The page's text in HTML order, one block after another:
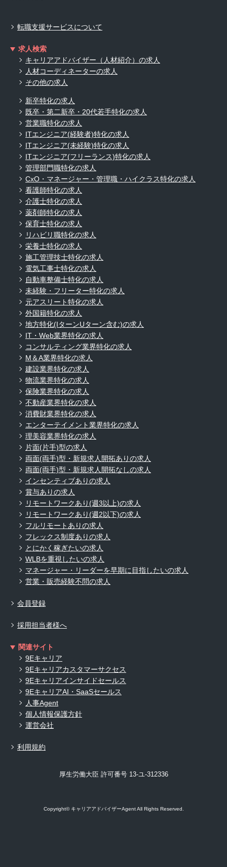
転職支援サービスについて
求人検索
キャリアアドバイザー（人材紹介）の求人
人材コーディネーターの求人
その他の求人
新卒特化の求人
既卒・第二新卒・20代若手特化の求人
営業職特化の求人
ITエンジニア(経験者)特化の求人
ITエンジニア(未経験)特化の求人
ITエンジニア(フリーランス)特化の求人
管理部門職特化の求人
CxO・マネージャー・管理職・ハイクラス特化の求人
看護師特化の求人
介護士特化の求人
薬剤師特化の求人
保育士特化の求人
リハビリ職特化の求人
栄養士特化の求人
施工管理技士特化の求人
電気工事士特化の求人
自動車整備士特化の求人
未経験・フリーター特化の求人
元アスリート特化の求人
外国籍特化の求人
地方特化(IターンUターン含む)の求人
IT・Web業界特化の求人
コンサルティング業界特化の求人
M＆A業界特化の求人
建設業界特化の求人
物流業界特化の求人
保険業界特化の求人
不動産業界特化の求人
消費財業界特化の求人
エンターテイメント業界特化の求人
理美容業界特化の求人
片面(片手)型の求人
両面(両手)型・新規求人開拓ありの求人
両面(両手)型・新規求人開拓なしの求人
インセンティブありの求人
賞与ありの求人
リモートワークあり(週3以上)の求人
リモートワークあり(週2以下)の求人
フルリモートありの求人
フレックス制度ありの求人
とにかく稼ぎたいの求人
WLBを重視したいの求人
マネージャー・リーダーを早期に目指したいの求人
営業・販売経験不問の求人
会員登録
採用担当者様へ
関連サイト
9Eキャリア
9Eキャリアカスタマーサクセス
9Eキャリアインサイドセールス
9EキャリアAI・SaaSセールス
人事Agent
個人情報保護方針
運営会社
利用規約
厚生労働大臣 許可番号 13-ユ-312336
Copyright© キャリアアドバイザーAgent All Rights Reserved.